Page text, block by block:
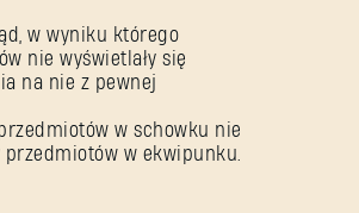
w wyniku którego
nie wyświetlały się
na nie z pewnej
w schowku nie
w ekwipunku.